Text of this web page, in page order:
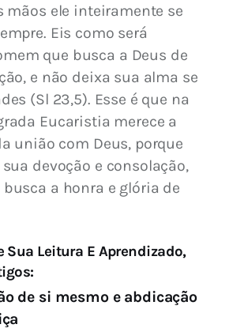
mãos ele inteiramente se
Eis como será
que busca a Deus de
e não deixa sua alma se
(Sl 23,5). Esse é que na
Eucaristia merece a
união com Deus, porque
devoção e consolação,
a honra e glória de
Sua Leitura E Aprendizado,
de si mesmo e abdicação